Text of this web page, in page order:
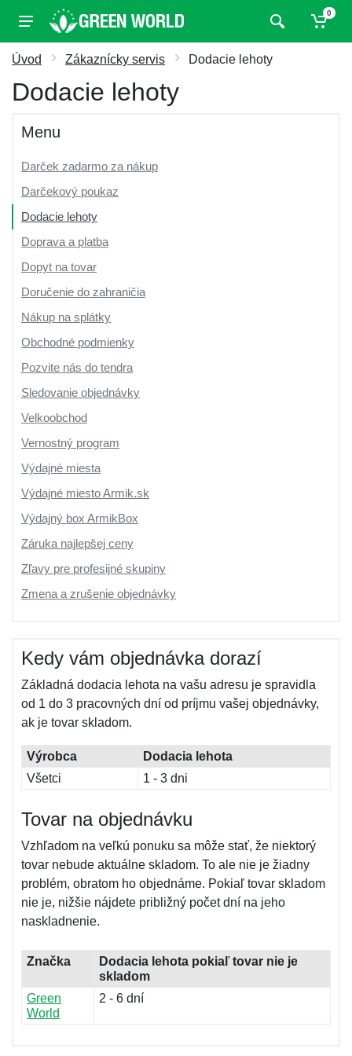
0
Úvod Zákaznícky servis Dodacie lehoty
Dodacie lehoty
Menu
Darček zadarmo za nákup
Darčekový poukaz
Dodacie lehoty
Doprava a platba
Dopyt na tovar
Doručenie do zahraničia
Nákup na splátky
Obchodné podmienky
Pozvite nás do tendra
Sledovanie objednávky
Velkoobchod
Vernostný program
Výdajné miesta
Výdajné miesto Armik.sk
Výdajný box ArmikBox
Záruka najlepšej ceny
Zľavy pre profesijné skupiny
Zmena a zrušenie objednávky
Kedy vám objednávka dorazí
Základná dodacia lehota na vašu adresu je spravidla
od 1 do 3 pracovných dní od príjmu vašej objednávky,
ak je tovar skladom.
Výrobca
Dodacia lehota
Všetci
1 - 3 dni
Tovar na objednávku
Vzhľadom na veľkú ponuku sa môže stať, že niektorý
tovar nebude aktuálne skladom. To ale nie je žiadny
problém, obratom ho objednáme. Pokiaľ tovar skladom
nie je, nižšie nájdete približný počet dní na jeho
naskladnenie.
Značka
Dodacia lehota pokiaľ tovar nie je
skladom
Green
World
2 - 6 dní